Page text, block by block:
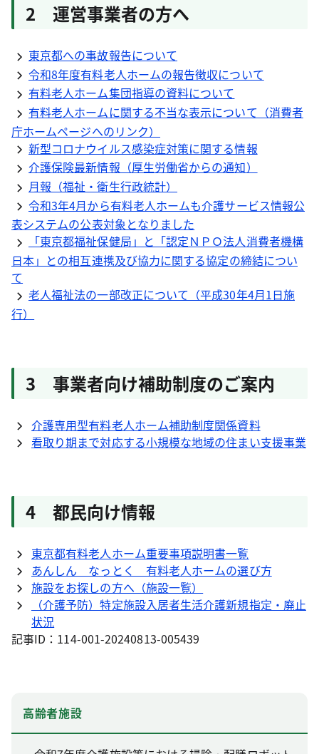
2 運営事業者の方へ
東京都への事故報告について
令和8年度有料老人ホームの報告徴収について
有料老人ホーム集団指導の資料について
有料老人ホームに関する不当な表示について（消費者
庁ホームページへのリンク）
新型コロナウイルス感染症対策に関する情報
介護保険最新情報（厚生労働省からの通知）
月報（福祉・衛生行政統計）
令和3年4月から有料老人ホームも介護サービス情報公
表システムの公表対象となりました
「東京都福祉保健局」と「認定ＮＰＯ法人消費者機構
日本」との相互連携及び協力に関する協定の締結につい
て
老人福祉法の一部改正について（平成30年4月1日施
行）
3 事業者向け補助制度のご案内
介護専用型有料老人ホーム補助制度関係資料
看取り期まで対応する小規模な地域の住まい支援事業
4 都民向け情報
東京都有料老人ホーム重要事項説明書一覧
あんしん なっとく 有料老人ホームの選び方
施設をお探しの方へ（施設一覧）
（介護予防）特定施設入居者生活介護新規指定・廃止
状況
記事ID：114-001-20240813-005439
高齢者施設